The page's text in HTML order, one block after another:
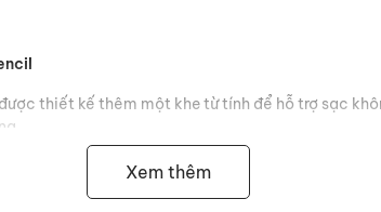
thiết kế thêm một khe từ tính để hỗ trợ sạc
Xem thêm